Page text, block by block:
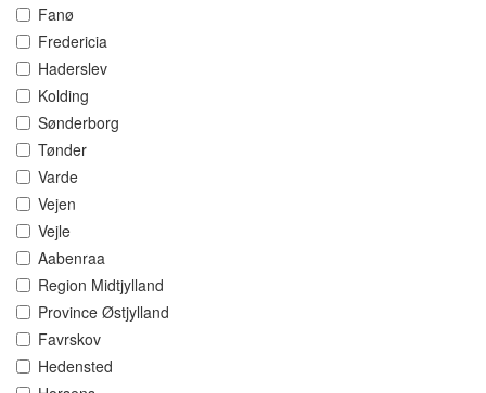
Fanø
Fredericia
Haderslev
Kolding
Sønderborg
Tønder
Varde
Vejen
Vejle
Aabenraa
Region Midtjylland
Province Østjylland
Favrskov
Hedensted